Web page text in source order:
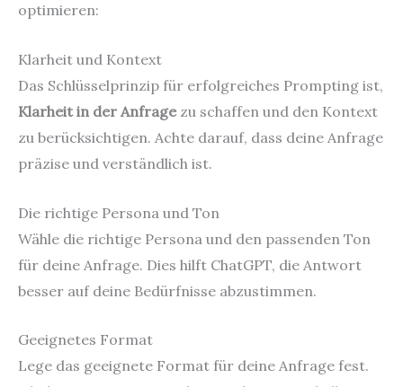
optimieren:
Klarheit und Kontext
Das Schlüsselprinzip für erfolgreiches Prompting ist,
Klarheit in der Anfragezu schaffen und den Kontext
zu berücksichtigen. Achte darauf, dass deine Anfrage
präzise und verständlich ist.
Die richtige Persona und Ton
Wähle die richtige Persona und den passenden Ton
für deine Anfrage. Dies hilft ChatGPT, die Antwort
besser auf deine Bedürfnisse abzustimmen.
Geeignetes Format
Lege das geeignete Format für deine Anfrage fest.